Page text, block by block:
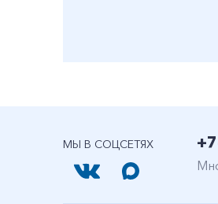
МЫ В СОЦСЕТЯХ